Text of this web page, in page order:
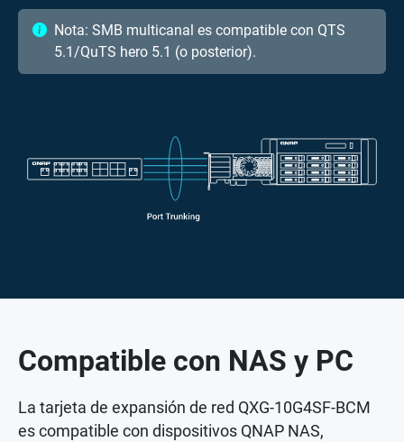
Nota: SMB multicanal es compatible con QTS
5.1/QuTS hero 5.1 (o posterior).
Compatible con NAS y PC
La tarjeta de expansión de red QXG-10G4SF-BCM
es compatible con dispositivos QNAP NAS,